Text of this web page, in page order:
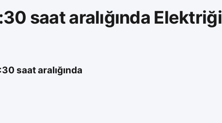
saat aralığında
saat aralığında